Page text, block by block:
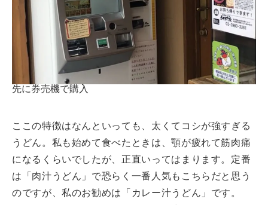
先に券売機で購入
ここの特徴はなんといっても、太くてコシが強すぎる
うどん。私も始めて食べたときは、顎が疲れて筋肉痛
になるくらいでしたが、正直いってはまります。定番
は「肉汁うどん」で恐らく一番人気もこちらだと思う
のですが、私のお勧めは「カレー汁うどん」です。